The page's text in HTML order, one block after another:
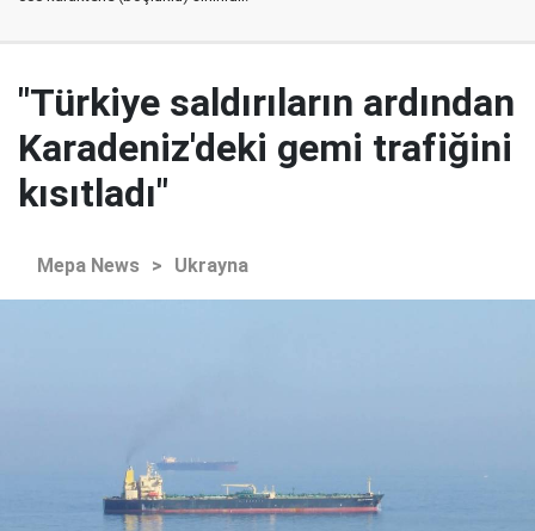
"Türkiye saldırıların ardından
Karadeniz'deki gemi trafiğini
kısıtladı"
Mepa News > Ukrayna